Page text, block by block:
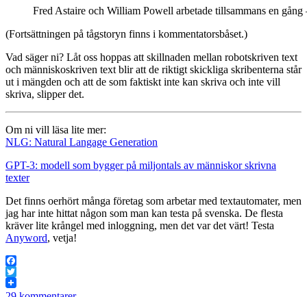
Fred Astaire och William Powell arbetade tillsammans en
(Fortsättningen på tågstoryn finns i kommentatorsbåset.)
Vad säger ni? Låt oss hoppas att skillnaden mellan robotskriven text
och människoskriven text blir att de riktigt skickliga skribenterna står
ut i mängden och att de som faktiskt inte kan skriva och inte vill
skriva, slipper det.
Om ni vill läsa lite mer:
NLG: Natural Langage Generation
GPT-3: modell som bygger på miljontals av människor skrivna
texter
Det finns oerhört många företag som arbetar med textautomater, men
jag har inte hittat någon som man kan testa på svenska. De flesta
kräver lite krångel med inloggning, men det var det värt! Testa
Anyword, vetja!
Facebook
Twitter